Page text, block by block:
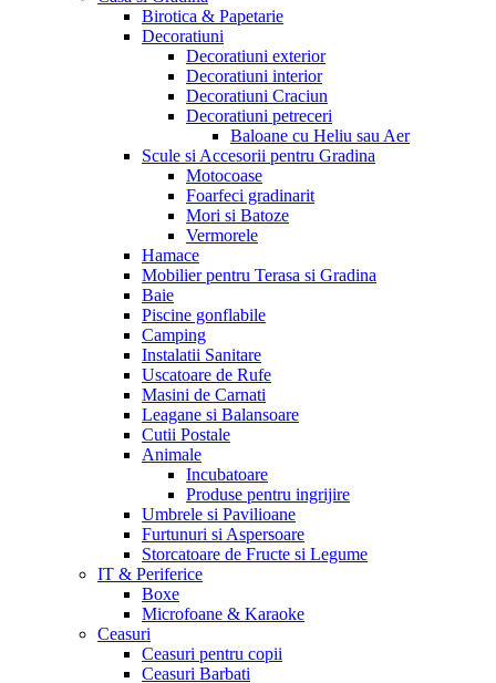
Birotica & Papetarie
Decoratiuni
Decoratiuni exterior
Decoratiuni interior
Decoratiuni Craciun
Decoratiuni petreceri
Baloane cu Heliu sau Aer
Scule si Accesorii pentru Gradina
Motocoase
Foarfeci gradinarit
Mori si Batoze
Vermorele
Hamace
Mobilier pentru Terasa si Gradina
Baie
Piscine gonflabile
Camping
Instalatii Sanitare
Uscatoare de Rufe
Masini de Carnati
Leagane si Balansoare
Cutii Postale
Animale
Incubatoare
Produse pentru ingrijire
Umbrele si Pavilioane
Furtunuri si Aspersoare
Storcatoare de Fructe si Legume
IT & Periferice
Boxe
Microfoane & Karaoke
Ceasuri
Ceasuri pentru copii
Ceasuri Barbati